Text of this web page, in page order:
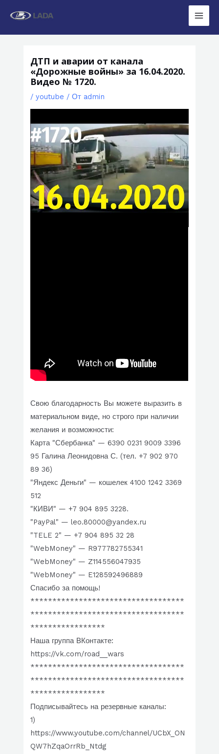
Main
ДТП и аварии от канала
«Дорожные войны» за 16.04.2020.
Видео № 1720.
/youtube / От admin
Свою благодарность Вы можете выразить в
материальном виде, но строго при наличии
желания и возможности:
Карта "Сбербанка" — 6390 0231 9009 3396
95 Галина Леонидовна С. (тел. +7 902 970
89 36)
"Яндекс Деньги" — кошелек 4100 1242 3369
512
"КИВИ" — +7 904 895 3228.
"PayPal" — leo.80000@yandex.ru
"TELE 2" — +7 904 895 32 28
"WebMoney" — R977782755341
"WebMoney" — Z114556047935
"WebMoney" — E128592496889
Спасибо за помощь!
***********************************
***********************************
*****************
Наша группа ВКонтакте:
https://vk.com/road__wars
***********************************
***********************************
*****************
Подписывайтесь на резервные каналы:
1)
https://www.youtube.com/channel/UCbX_ON
QW7hZqaOrrRb_Ntdg